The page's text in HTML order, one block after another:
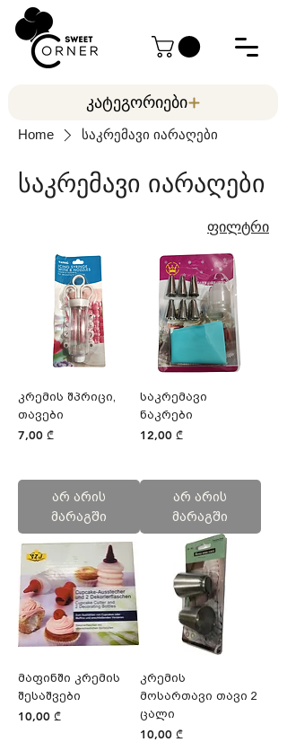
კატეგორიები
Home საკრემავი იარაღები
საკრემავი იარაღები
ფილტრი
კრემის შპრიცი,
თავები
Price
7,00 ₾
არ არის
მარაგში
საკრემავი
ნაკრები
Price
12,00 ₾
არ არის
მარაგში
მაფინში კრემის
შესაშვები
Price
10,00 ₾
კრემის
მოსართავი თავი 2
ცალი
Price
10,00 ₾